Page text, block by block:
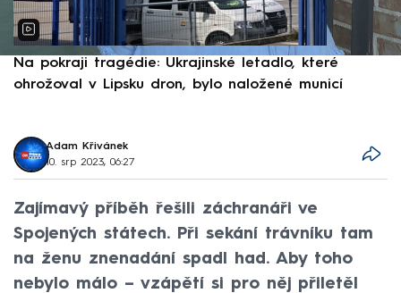
Na pokraji tragédie: Ukrajinské letadlo, které
ohrožoval v Lipsku dron, bylo naložené municí
Adam Křivánek
10. srp 2023, 06:27
Zajímavý příběh řešili záchranáři ve
Spojených státech. Při sekání trávníku tam
na ženu znenadání spadl had. Aby toho
nebylo málo – vzápětí si pro něj přiletěl